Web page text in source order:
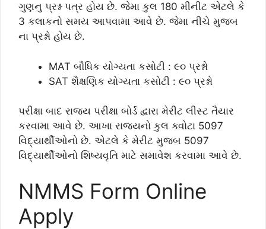
ગુણનુ પ્રશ્ન પત્ર હોય છે. જેમા કુલ 180 મીનીટ એટલે કે
3 કલાકનો સમય આપવામા આવે છે. જેમા નીચે મુજબ
ના પ્રશ્નો હોય છે.
MAT બૌધિક યોગ્યતા કસોટી : ૯૦ પ્રશ્નો
SAT શૈક્ષણિક યોગ્યતા કસોટી : ૯૦ પ્રશ્નો
પરીક્ષા બાદ રાજય પરીક્ષા બોર્ડ દ્વારા મેરીટ લીસ્ટ તૈયાર
કરવામા આવે છે. આખા રાજયનો કુલ ક્વોટા 5097
વિદ્યાર્થીઓનો છે. એટલે કે મેરીટ મુજબ 5097
વિદ્યાર્થીઓનો શિષ્યવૃતિ માટે સમાવેશ કરવામા આવે છે.
NMMS Form Online
Apply